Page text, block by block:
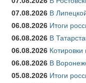
07.08.2026 В
06.08.2026 Итоги
06.08.2026 В
06.08.2026
06.08.2026 В
05.08.2026 Итоги